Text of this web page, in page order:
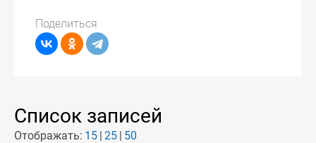
Поделиться
Список записей
Отображать: 15 25 50